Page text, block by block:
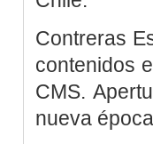
Contreras
contenidos
CMS.
nueva